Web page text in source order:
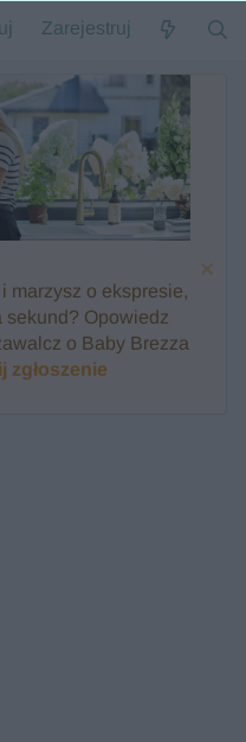
Zarejestruj
marzysz o ekspresie,
sekund? Opowiedz
o Baby Brezza
zgłoszenie